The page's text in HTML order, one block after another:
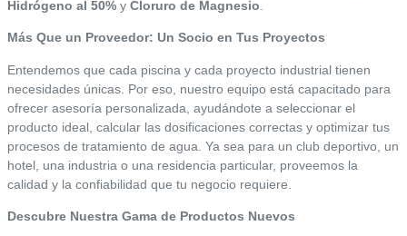
Hidrógeno al 50% y Cloruro de Magnesio.
Más Que un Proveedor: Un Socio en Tus Proyectos
Entendemos que cada piscina y cada proyecto industrial tienen
necesidades únicas. Por eso, nuestro equipo está capacitado para
ofrecer asesoría personalizada, ayudándote a seleccionar el
producto ideal, calcular las dosificaciones correctas y optimizar tus
procesos de tratamiento de agua. Ya sea para un club deportivo, un
hotel, una industria o una residencia particular, proveemos la
calidad y la confiabilidad que tu negocio requiere.
Descubre Nuestra Gama de Productos Nuevos